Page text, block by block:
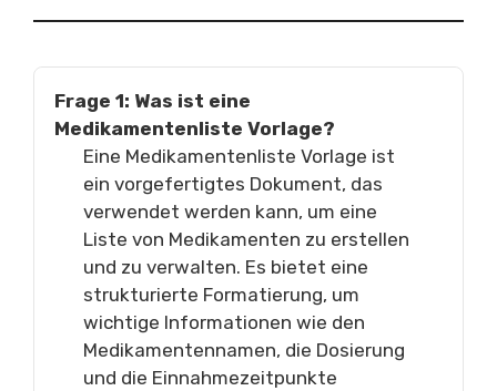
Frage 1: Was ist eine
Medikamentenliste Vorlage?
Eine Medikamentenliste Vorlage ist
ein vorgefertigtes Dokument, das
verwendet werden kann, um eine
Liste von Medikamenten zu erstellen
und zu verwalten. Es bietet eine
strukturierte Formatierung, um
wichtige Informationen wie den
Medikamentennamen, die Dosierung
und die Einnahmezeitpunkte